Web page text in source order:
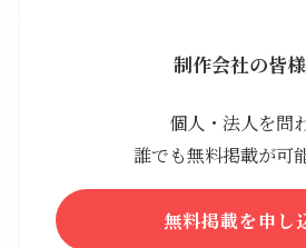
制作会社の皆
個人・法人を問
誰でも無料掲載が可
無料掲載を申し